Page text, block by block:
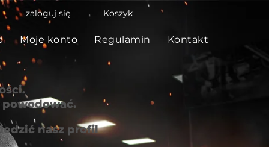
Koszyk
zaloguj się
Moje konto Regulamin Kontakt
nasz profil